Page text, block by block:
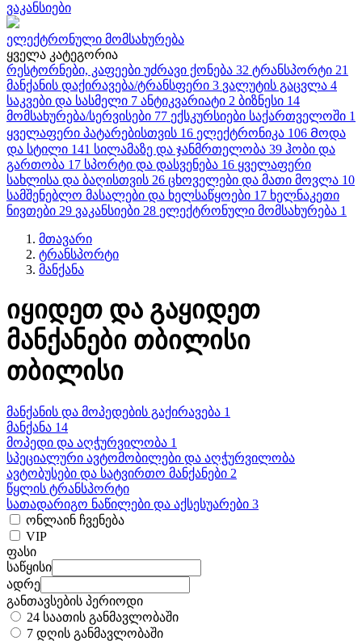
ვაკანსიები
ელექტრონული მომსახურება
ყველა კატეგორია
რესტორნები, კაფეები უძრავი ქონება 32 ტრანსპორტი 21
მანქანის დაქირავება/ტრანსფერი 3 ვალუტის გაცვლა 4
საკვები და სასმელი 7 ანტიკვარიატი 2 ბიზნესი 14
მომსახურება/სერვისები 77 ექსკურსიები საქართველოში 1
ყველაფერი პატარებისთვის 16 ელექტრონიკა 106 Მოდა
და სტილი 141 სილამაზე და ჯანმრთელობა 39 ჰობი და
გართობა 17 სპორტი და დასვენება 16 ყველაფერი
სახლისა და ბაღისთვის 26 ცხოველები და მათი მოვლა 10
სამშენებლო მასალები და ხელსაწყოები 17 ხელნაკეთი
ნივთები 29 ვაკანსიები 28 ელექტრონული მომსახურება 1
მთავარი
ტრანსპორტი
მანქანა
იყიდეთ და გაყიდეთ
მანქანები თბილისი
თბილისი
მანქანის და მოპედების გაქირავება 1
მანქანა 14
მოპედი და აღჭურვილობა 1
სპეციალური ავტომობილები და აღჭურვილობა
ავტობუსები და სატვირთო მანქანები 2
წყლის ტრანსპორტი
სათადარიგო ნაწილები და აქსესუარები 3
ონლაინ ჩვენება
VIP
ფასი
საწყისი
ადრე
განთავსების პერიოდი
24 საათის განმავლობაში
7 დღის განმავლობაში